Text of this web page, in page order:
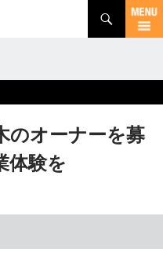
のオーナーを募
験を